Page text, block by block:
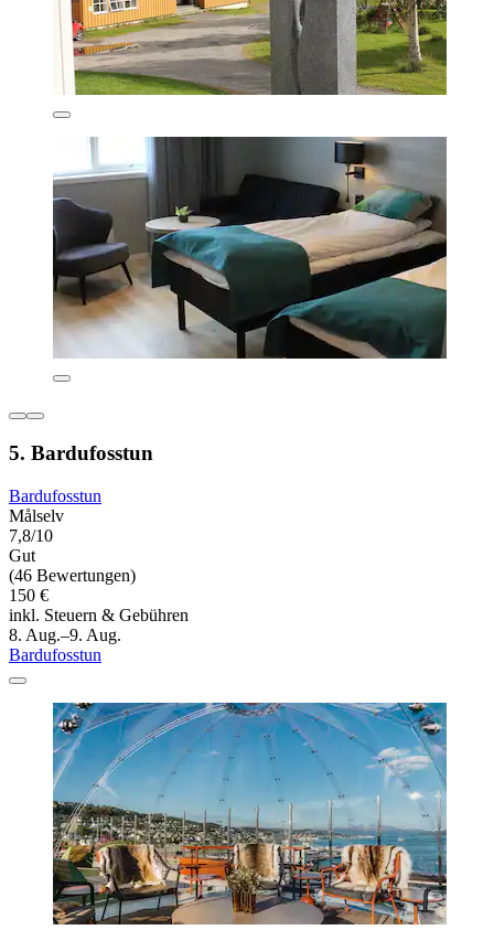
5. Bardufosstun
Bardufosstun
Målselv
7,8/10
Gut
(46 Bewertungen)
150 €
inkl. Steuern & Gebühren
8. Aug.–9. Aug.
Bardufosstun